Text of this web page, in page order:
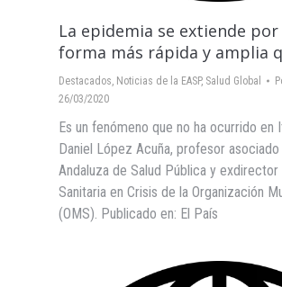
La epidemia se extiende por
forma más rápida y amplia
Destacados, Noticias de la EASP, Salud Global
26/03/2020
Es un fenómeno que no ha ocurrido en
Daniel López Acuña, profesor
Andaluza de Salud Pública y
Sanitaria en Crisis de la Organización
(OMS). Publicado en: El País